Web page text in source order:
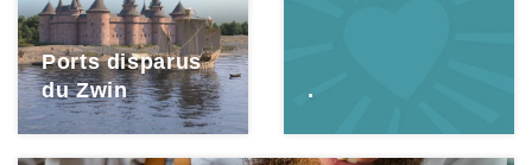
Ports disparus
du Zwin
.